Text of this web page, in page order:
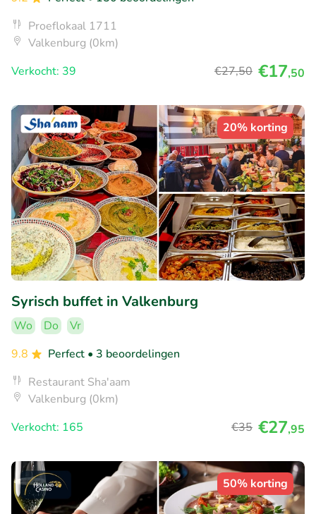
Proeflokaal 1711
Valkenburg (0km)
Verkocht: 39
€27,50 €17,50
20% korting
Syrisch buffet in Valkenburg
Wo Do
Vr
9.8
Perfect • 3 beoordelingen
Restaurant Sha'aam
Valkenburg (0km)
Verkocht: 165
€35 €27,95
50% korting